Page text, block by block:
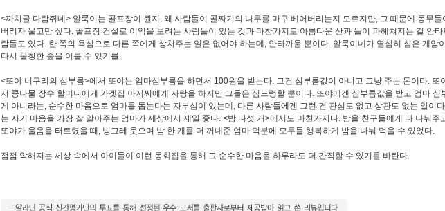
<까치골 다람쥐네> 알룩이는 골프장이 뭔지, 왜 사람들이 골짜기의 나무를 마구 베어버리는지 모르지만, 그 때문에 동무들
버리자 울고만 싶다. 골프장 건설로 이익을 보려는 사람들이 있는 것과 마찬가지로 아름다운 산과 들이 파헤쳐지는 걸 안
람들도 있다. 한 쪽의 욕심으로 다른 쪽에게 상처주는 일은 없어야 하는데, 안타까울 뿐이다. 알룩이네가 열심히 심은 개암
다시 울창한 숲을 이룰 수 있기를.
<또야 너구리의 심부름>에서 또야는 엄마심부름을 하면서 100원을 받는다. 그건 심부름값이 아니고 그냥 주는 돈이다. 또
서 콩나물 장수 할머니에게 가겟집 아저씨에게 자랑을 하지만 그들은 심드렁할 뿐이다. 또야에겐 심부름값을 받고 엄마 심
게 아니라는, 순수한 마음으로 엄마를 돕는다는 자부심이 있는데, 다른 사람들에겐 그런 건 관심도 없고 상관도 없는 일이
는 자기 마음을 가장 잘 알아주는 엄마가 세상에서 제일 좋다. <밤 다섯 개>에서도 마찬가지다. 밤을 친구들에게 다 나눠주
또야가 울음을 터트렸을 때, 빙그레 웃으며 밤 한 개를 더 꺼내준 엄마 덕분에 모두들 행복하게 밤을 나눠 먹을 수 있었다.
점점 악해지는 세상 속에서 아이들이 이런 동화집을 통해 그 순수한 마음을 하루라도 더 간직할 수 있기를 바란다.